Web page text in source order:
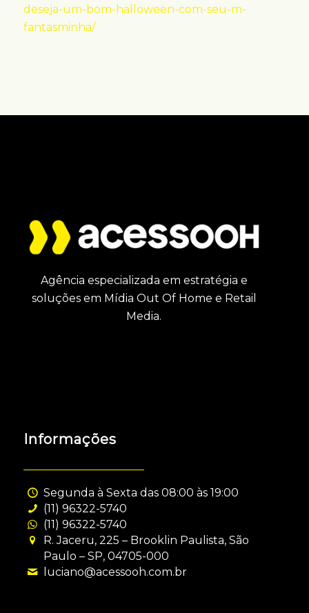
deseja-um-bom-halloween-com-seu-m-
fantasminha/
Agência especializada em estratégia e
soluções em Mídia Out Of Home e Retail
Media.
Informações
Segunda à Sexta das 08:00 às 19:00
(11) 96322-5740
(11) 96322-5740
R. Jaceru, 225 – Brooklin Paulista, São
Paulo – SP, 04705-000
luciano@acessooh.com.br